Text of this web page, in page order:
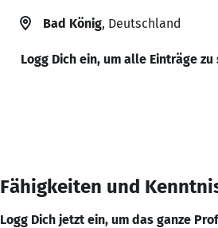
Bad König, Deutschland
Logg Dich ein, um alle Einträge zu
Fähigkeiten und
Logg Dich jetzt ein, um das ganze